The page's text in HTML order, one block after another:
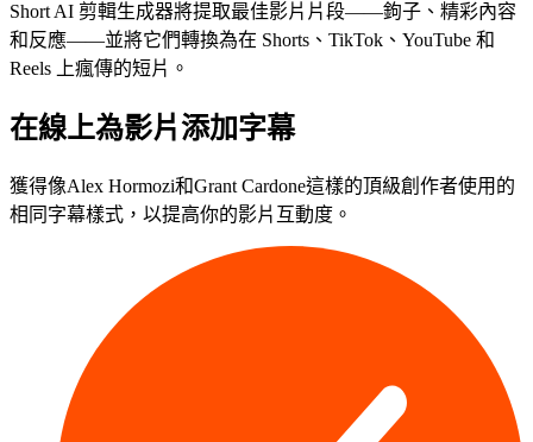
Short AI 剪輯生成器將提取最佳影片片段——鉤子、精彩內容
和反應——並將它們轉換為在 Shorts、TikTok、YouTube 和
Reels 上瘋傳的短片。
在線上為影片添加字幕
獲得像Alex Hormozi和Grant Cardone這樣的頂級創作者使用的
相同字幕樣式，以提高你的影片互動度。